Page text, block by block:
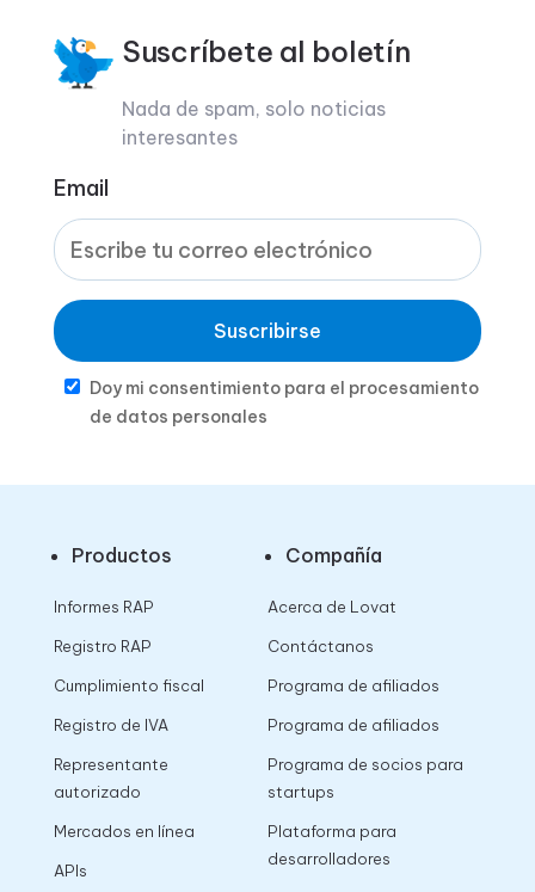
Suscríbete al boletín
Nada de spam, solo noticias
interesantes
Email
Suscribirse
Doy mi consentimiento para el procesamiento
de datos personales
Productos
Informes RAP
Registro RAP
Cumplimiento fiscal
Registro de IVA
Representante
autorizado
Mercados en línea
APIs
Compañía
Acerca de Lovat
Contáctanos
Programa de afiliados
Programa de afiliados
Programa de socios para
startups
Plataforma para
desarrolladores